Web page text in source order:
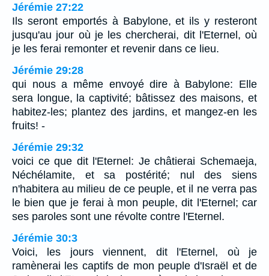
Jérémie 27:22
Ils seront emportés à Babylone, et ils y resteront
jusqu'au jour où je les chercherai, dit l'Eternel, où
je les ferai remonter et revenir dans ce lieu.
Jérémie 29:28
qui nous a même envoyé dire à Babylone: Elle
sera longue, la captivité; bâtissez des maisons, et
habitez-les; plantez des jardins, et mangez-en les
fruits! -
Jérémie 29:32
voici ce que dit l'Eternel: Je châtierai Schemaeja,
Néchélamite, et sa postérité; nul des siens
n'habitera au milieu de ce peuple, et il ne verra pas
le bien que je ferai à mon peuple, dit l'Eternel; car
ses paroles sont une révolte contre l'Eternel.
Jérémie 30:3
Voici, les jours viennent, dit l'Eternel, où je
ramènerai les captifs de mon peuple d'Israël et de